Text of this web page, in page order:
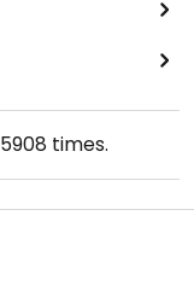
5908 times.